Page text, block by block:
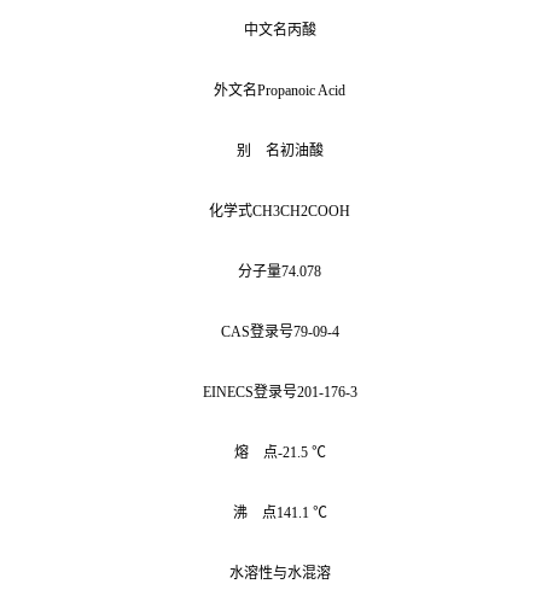
中文名丙酸
外文名Propanoic Acid
别 名初油酸
化学式CH3CH2COOH
分子量74.078
CAS登录号79-09-4
EINECS登录号201-176-3
熔 点-21.5 ℃
沸 点141.1 ℃
水溶性与水混溶